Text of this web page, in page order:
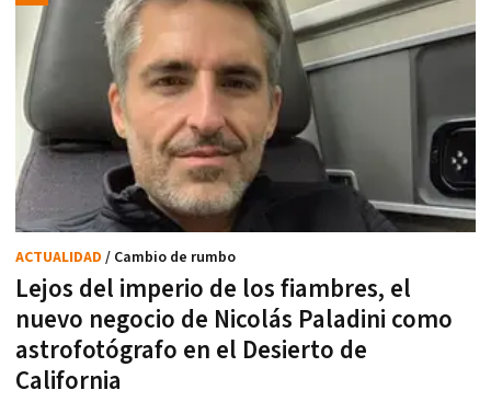
Lejos del imperio de los fiambres, el
nuevo negocio de Nicolás Paladini como
astrofotógrafo en el Desierto de
California
ACTUALIDAD / Cambio de rumbo